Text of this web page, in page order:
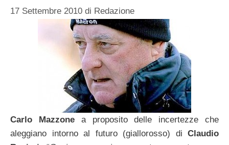
17 Settembre 2010 di Redazione
Carlo Mazzone a proposito delle incertezze che
aleggiano intorno al futuro (giallorosso) di Claudio